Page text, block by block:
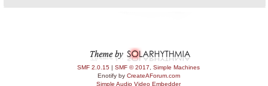
SMF 2.0.15 | SMF © 2017
Simple Machines
Enotify by CreateAForum.com
Simple Audio Video Embedder